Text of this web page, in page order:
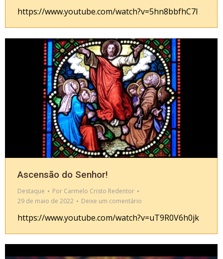
https://www.youtube.com/watch?v=5hn8bbfhC7I
Ascensão do Senhor!
Destaque Por Carmelo Cristo Redentor
29 de maio de 2022
Deixe um comentário
https://www.youtube.com/watch?v=uT9R0V6h0jk